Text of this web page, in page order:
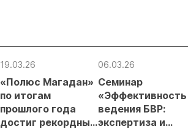
19.03.26
«Полюс Магадан»
по итогам
прошлого года
достиг рекордных
06.03.26
Семинар
«Эффективность
ведения БВР:
экспертиза и